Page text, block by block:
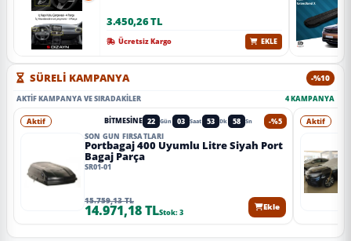
Krom) A+ Kalite
3.450,26 TL
Ücretsiz Kargo EKLE
SÜRELİ KAMPANYA -%10
AKTIF KAMPANYA VE SIRADAKILER 4 KAMPANYA
-%5
Aktif BITMESINE 22 Gün 03 Saat 53 Dk 56 Sn
SON GÜN FIRSATLARI
Portbagaj 400 Uyumlu Litre Siyah Port
Bagaj Parça
SR01-01
15.759,13 TL
14.971,18 TLStok: 3
Ekle
Aktif